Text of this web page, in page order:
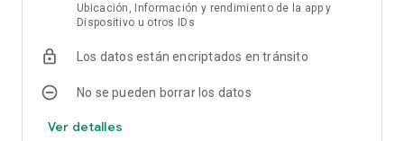
Ubicación, Información y rendimiento de la app y
Dispositivo u otros IDs
Los datos están encriptados en tránsito
No se pueden borrar los datos
Ver detalles